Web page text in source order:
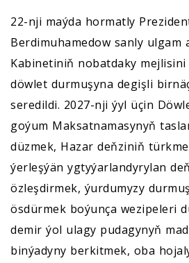
22-nji maýda hormatly
Berdimuhamedow sanly
Kabinetiniň nobatdaky mejlisini
döwlet durmuşyna degişli
seredildi. 2027-nji ýyl üçin
goýum Maksatnamasynyň
düzmek, Hazar deňziniň
ýerleşýän ygtyýarlandyrylan
özleşdirmek, ýurdumyzy
ösdürmek boýunça wezipeleri
demir ýol ulagy pudagynyň
binýadyny berkitmek, oba